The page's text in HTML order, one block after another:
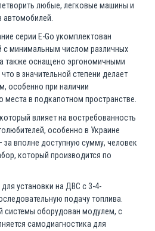
любые, легковые машины и
серии Е-Go укомплектован
с минимальным числом различных
также оснащено эргономичными
в значительной степени делает
особенно при наличии
в подкапотном пространстве.
влияет на востребованность
особенно в Украине
за вполне доступную сумму, человек
который производится по
для установки на ДВС с 3-4-
подачу топлива.
системы оборудован модулем, с
самодиагностика для